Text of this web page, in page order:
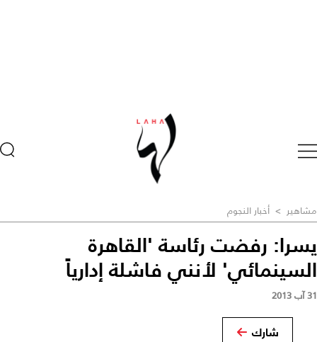
مشاهير > أخبار النجوم
يسرا: رفضت رئاسة 'القاهرة
السينمائي' لأنني فاشلة إدارياً
31 آب 2013
شارك